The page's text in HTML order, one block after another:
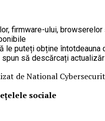
firmware-ului,
puteți obține întotdeauna
să descărcați
de National
sociale